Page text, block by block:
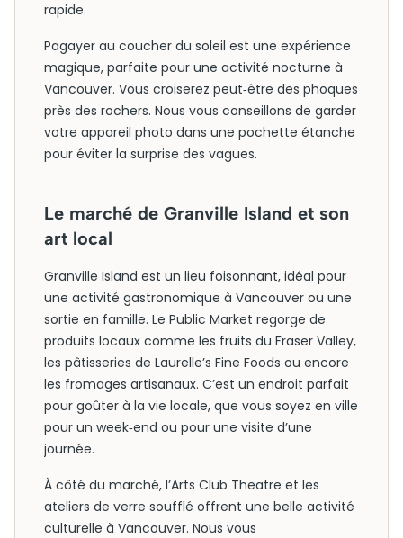
rapide.
Pagayer au coucher du soleil est une expérience
magique, parfaite pour une activité nocturne à
Vancouver. Vous croiserez peut‑être des phoques
près des rochers. Nous vous conseillons de garder
votre appareil photo dans une pochette étanche
pour éviter la surprise des vagues.
Le marché de Granville Island et son
art local
Granville Island est un lieu foisonnant, idéal pour
une activité gastronomique à Vancouver ou une
sortie en famille. Le Public Market regorge de
produits locaux comme les fruits du Fraser Valley,
les pâtisseries de Laurelle’s Fine Foods ou encore
les fromages artisanaux. C’est un endroit parfait
pour goûter à la vie locale, que vous soyez en ville
pour un week‑end ou pour une visite d’une
journée.
À côté du marché, l’Arts Club Theatre et les
ateliers de verre soufflé offrent une belle activité
culturelle à Vancouver. Nous vous